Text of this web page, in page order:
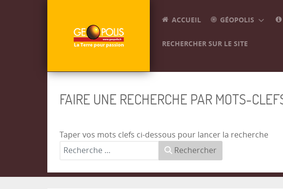
ACCUEIL GÉOPOLIS
RECHERCHER SUR LE SITE
FAIRE UNE RECHERCHE PAR MOTS-
Taper vos mots clefs ci-dessous pour lancer la recherche
Rechercher